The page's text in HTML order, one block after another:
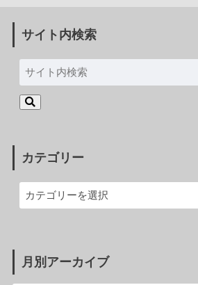
サイト内検索
カテゴリー
月別アーカイブ